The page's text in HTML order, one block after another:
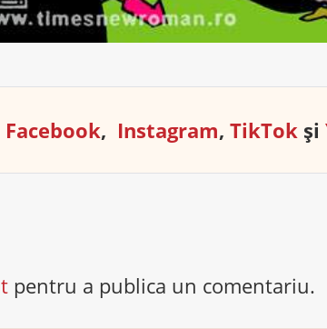
Facebook, Instagram,TikTok și
pentru a publica un comentariu.